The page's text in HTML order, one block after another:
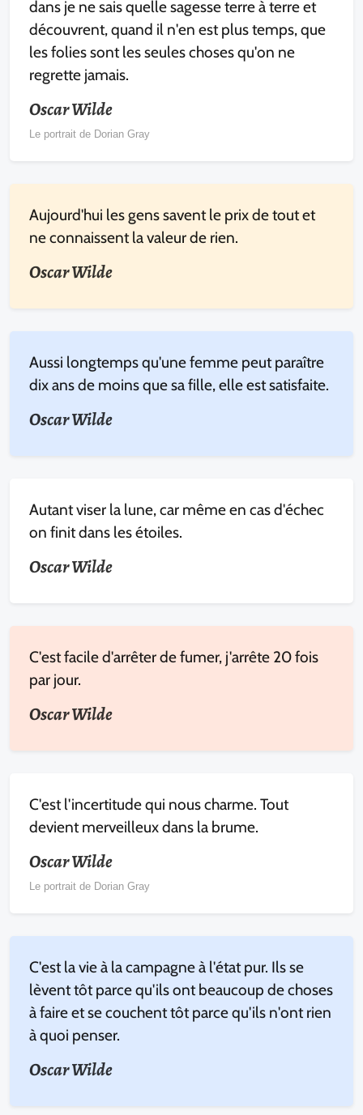
dans je ne sais quelle sagesse terre à terre et
découvrent, quand il n'en est plus temps, que
les folies sont les seules choses qu'on ne
regrette jamais.
Oscar Wilde
Le portrait de Dorian Gray
Aujourd'hui les gens savent le prix de tout et
ne connaissent la valeur de rien.
Oscar Wilde
Aussi longtemps qu'une femme peut paraître
dix ans de moins que sa fille, elle est satisfaite.
Oscar Wilde
Autant viser la lune, car même en cas d'échec
on finit dans les étoiles.
Oscar Wilde
C'est facile d'arrêter de fumer, j'arrête 20 fois
par jour.
Oscar Wilde
C'est l'incertitude qui nous charme. Tout
devient merveilleux dans la brume.
Oscar Wilde
Le portrait de Dorian Gray
C'est la vie à la campagne à l'état pur. Ils se
lèvent tôt parce qu'ils ont beaucoup de choses
à faire et se couchent tôt parce qu'ils n'ont rien
à quoi penser.
Oscar Wilde